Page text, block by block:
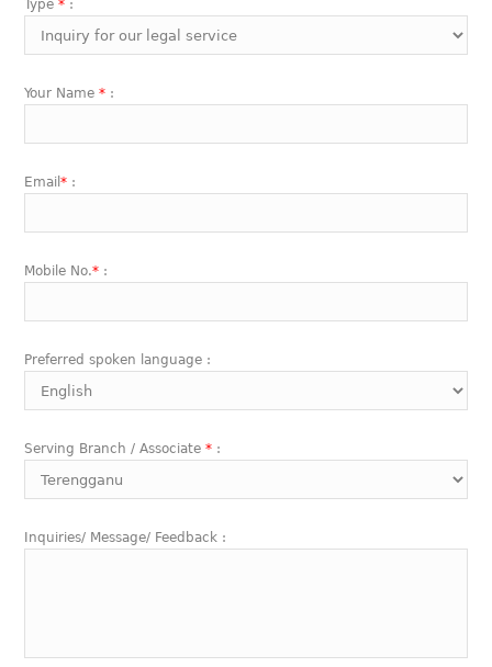
Type* :
Your Name* :
Email* :
Mobile No.* :
Preferred spoken language :
Serving Branch / Associate* :
Inquiries/ Message/ Feedback :